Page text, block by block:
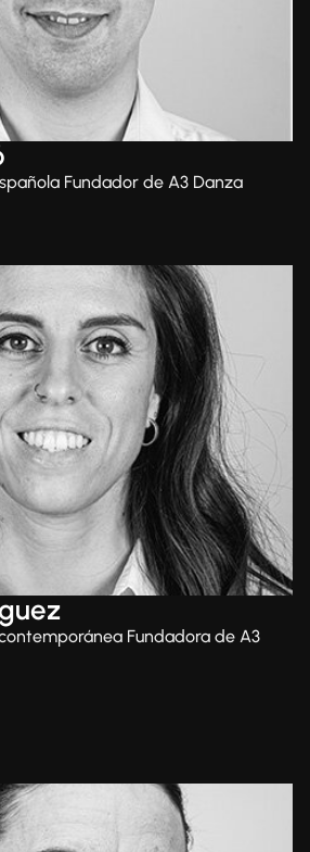
Fundador de A3 Danza
Fundadora de A3